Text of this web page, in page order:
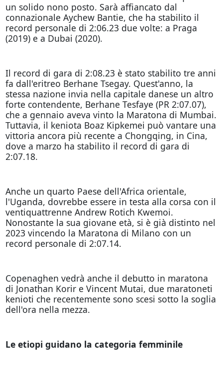
un solido nono posto. Sarà affiancato dal
connazionale Aychew Bantie, che ha stabilito il
record personale di 2:06.23 due volte: a Praga
(2019) e a Dubai (2020).
Il record di gara di 2:08.23 è stato stabilito tre anni
fa dall'eritreo Berhane Tsegay. Quest'anno, la
stessa nazione invia nella capitale danese un altro
forte contendente, Berhane Tesfaye (PR 2:07.07),
che a gennaio aveva vinto la Maratona di Mumbai.
Tuttavia, il keniota Boaz Kipkemei può vantare una
vittoria ancora più recente a Chongqing, in Cina,
dove a marzo ha stabilito il record di gara di
2:07.18.
Anche un quarto Paese dell'Africa orientale,
l'Uganda, dovrebbe essere in testa alla corsa con il
ventiquattrenne Andrew Rotich Kwemoi.
Nonostante la sua giovane età, si è già distinto nel
2023 vincendo la Maratona di Milano con un
record personale di 2:07.14.
Copenaghen vedrà anche il debutto in maratona
di Jonathan Korir e Vincent Mutai, due maratoneti
kenioti che recentemente sono scesi sotto la soglia
dell'ora nella mezza.
Le etiopi guidano la categoria femminile